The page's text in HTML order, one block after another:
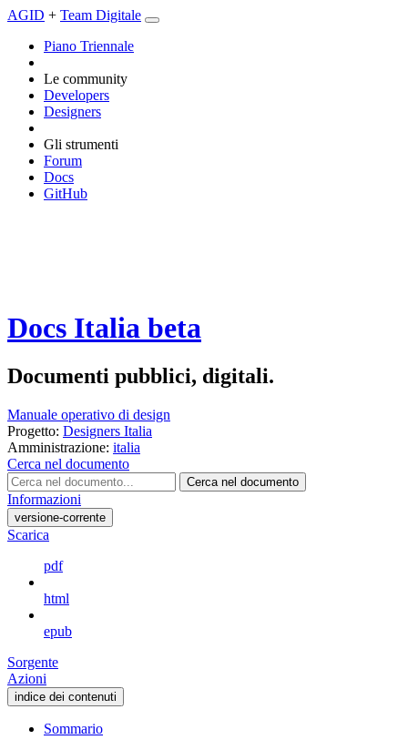
AGID + Team Digitale
Piano Triennale
Le community
Developers
Designers
Gli strumenti
Forum
Docs
GitHub
Docs Italia beta
Documenti pubblici, digitali.
Manuale operativo di design
Progetto: Designers Italia
Amministrazione: italia
Cerca nel documento
Cerca nel documento
Informazioni
versione-corrente
Scarica
pdf
html
epub
Sorgente
Azioni
indice dei contenuti
Sommario